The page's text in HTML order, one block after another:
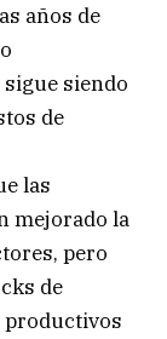
años de
siendo
de
las
mejorado la
pero
de
productivos